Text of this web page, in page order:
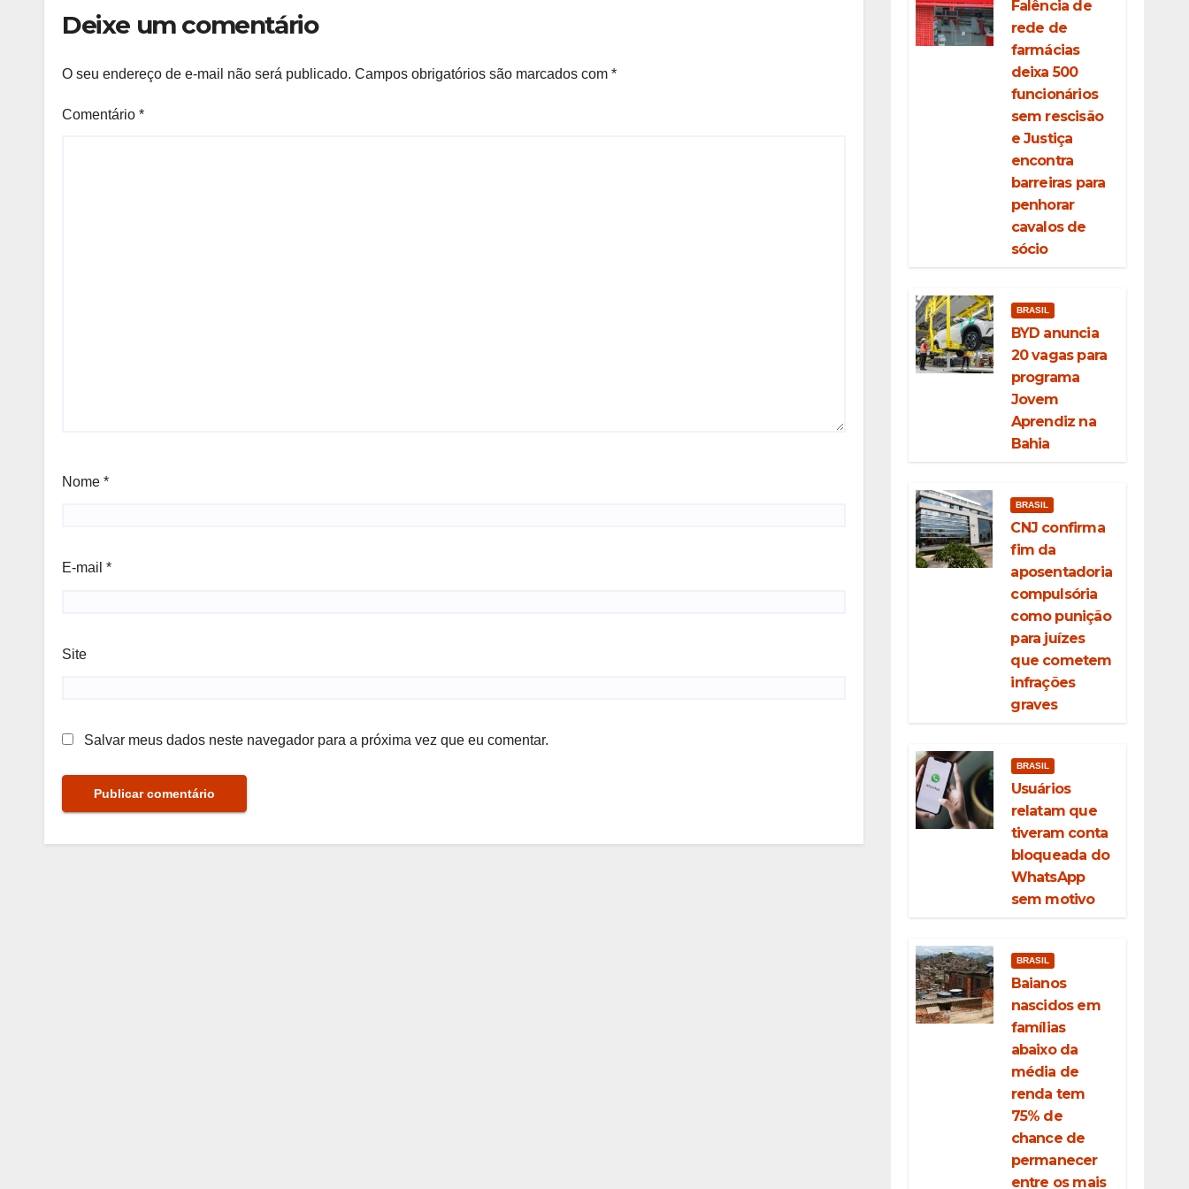
Deixe um comentário
O seu endereço de e-mail não será publicado. Campos obrigatórios são marcados com *
Comentário *
Nome *
E-mail *
Site
Salvar meus dados neste navegador para a próxima vez que eu comentar.
Falência de
rede de
farmácias
deixa 500
funcionários
sem rescisão
e Justiça
encontra
barreiras para
penhorar
cavalos de
sócio
BRASIL
BYD anuncia
20 vagas para
programa
Jovem
Aprendiz na
Bahia
BRASIL
CNJ confirma
fim da
aposentadoria
compulsória
como punição
para juízes
que cometem
infrações
graves
BRASIL
Usuários
relatam que
tiveram conta
bloqueada do
WhatsApp
sem motivo
BRASIL
Baianos
nascidos em
famílias
abaixo da
média de
renda tem
75% de
chance de
permanecer
entre os mais